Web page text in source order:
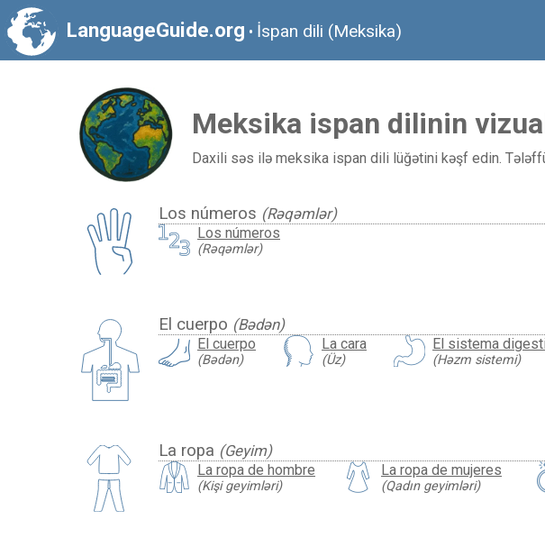
LanguageGuide.org • İspan dili (Meksika)
Meksika ispan dilinin
Daxili səs ilə meksika ispan dili lüğətini kəşf edin.
Los números (Rəqəmlər)
Los números
(Rəqəmlər)
El cuerpo (Bədən)
El cuerpo
(Bədən)
La cara
(Üz)
El sistema
(Həzm sistemi)
La ropa (Geyim)
La ropa de hombre
(Kişi geyimləri)
La ropa de mujeres
(Qadın geyimləri)